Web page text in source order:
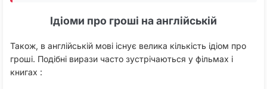
Ідіоми про гроші на англійській
Також, в англійській мові існує велика кількість ідіом про
гроші. Подібні вирази часто зустрічаються у фільмах і
книгах :